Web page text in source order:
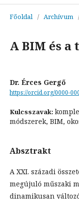
Főoldal / Archívum
A BIM és a
Dr. Érces Gergő
https://orcid.org/0000-
Kulcsszavak:
módszerek, BIM,
Absztrakt
A XXI. századi
megújuló műszaki
dinamikusan